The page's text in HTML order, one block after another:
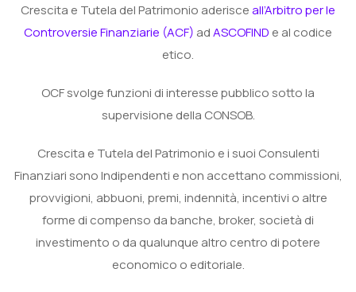
Crescita e Tutela del Patrimonio aderisceall’Arbitro per le
Controversie Finanziarie (ACF) adASCOFIND e al codice
etico.
OCF svolge funzioni di interesse pubblico sotto la
supervisione della CONSOB.
Crescita e Tutela del Patrimonio e i suoi Consulenti
Finanziari sono Indipendenti e non accettano commissioni,
provvigioni, abbuoni, premi, indennità, incentivi o altre
forme di compenso da banche, broker, società di
investimento o da qualunque altro centro di potere
economico o editoriale.